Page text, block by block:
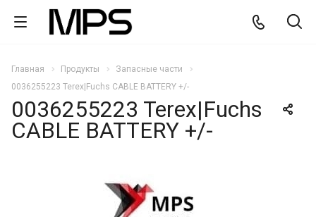
Главная Продукты
Запасные части
0036255223 Terex|Fuchs CABLE BATTERY +/-
0036255223 Terex|Fuchs
CABLE BATTERY +/-